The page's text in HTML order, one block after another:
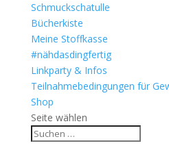
Schmuckschatulle
Bücherkiste
Meine Stoffkasse
#nähdasdingfertig
Linkparty & Infos
Teilnahmebedingungen für
Shop
Seite wählen